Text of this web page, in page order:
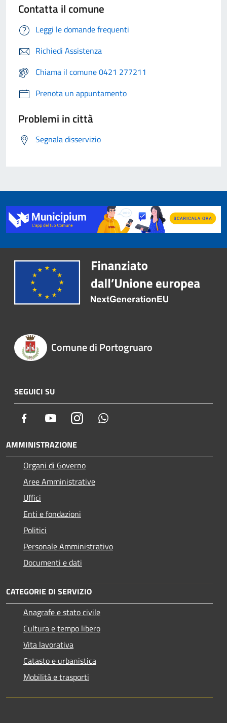
Contatta il comune
Leggi le domande frequenti
Richiedi Assistenza
Chiama il comune 0421 277211
Prenota un appuntamento
Problemi in città
Segnala disservizio
Comune di Portogruaro
SEGUICI SU
Facebook YoutubeInstagram
AMMINISTRAZIONE
Organi di Governo
Aree Amministrative
Uffici
Enti e fondazioni
Politici
Personale Amministrativo
Documenti e dati
CATEGORIE DI SERVIZIO
Anagrafe e stato civile
Cultura e tempo libero
Vita lavorativa
Catasto e urbanistica
Mobilità e trasporti